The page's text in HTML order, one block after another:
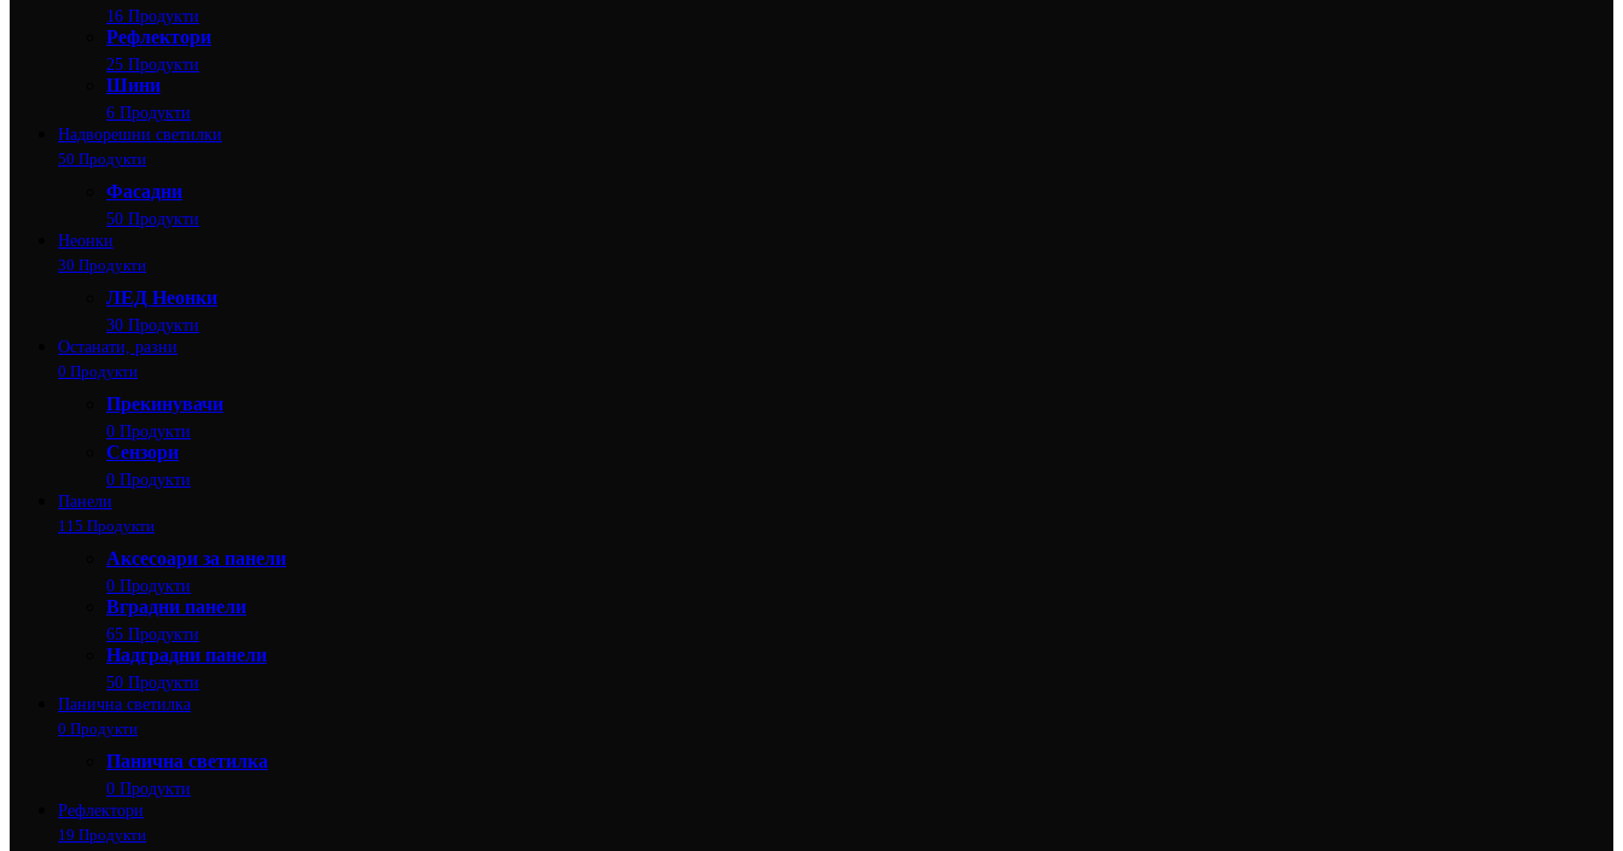
16 Продукти
Рефлектори
25 Продукти
Шини
6 Продукти
Надворешни светилки
50 Продукти
Фасадни
50 Продукти
Неонки
30 Продукти
ЛЕД Неонки
30 Продукти
Останати, разни
0 Продукти
Прекинувачи
0 Продукти
Сензори
0 Продукти
Панели
115 Продукти
Аксесоари за панели
0 Продукти
Вградни панели
65 Продукти
Надградни панели
50 Продукти
Панична светилка
0 Продукти
Панична светилка
0 Продукти
Рефлектори
19 Продукти